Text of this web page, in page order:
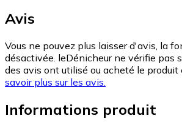
Avis
Vous ne pouvez plus laisser d'avis, la
désactivée. leDénicheur ne vérifie pas
des avis ont utilisé ou acheté le produit
savoir plus sur les avis.
Informations produit